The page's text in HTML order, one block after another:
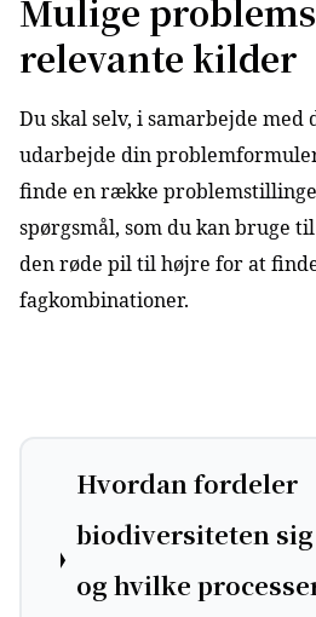
Mulige
relevante kilder
Du skal selv, i samarbejde med
udarbejde din
finde en række
spørgsmål, som du kan bruge
den røde pil til højre for at
fagkombinationer.
Hvordan fordeler
biodiversiteten sig
og hvilke